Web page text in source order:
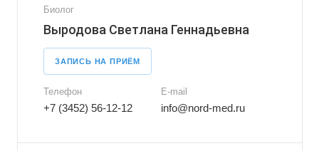
Биолог
Выродова Светлана Геннадьевна
ЗАПИСЬ НА ПРИЁМ
Телефон
+7 (3452) 56-12-12
E-mail
info@nord-med.ru